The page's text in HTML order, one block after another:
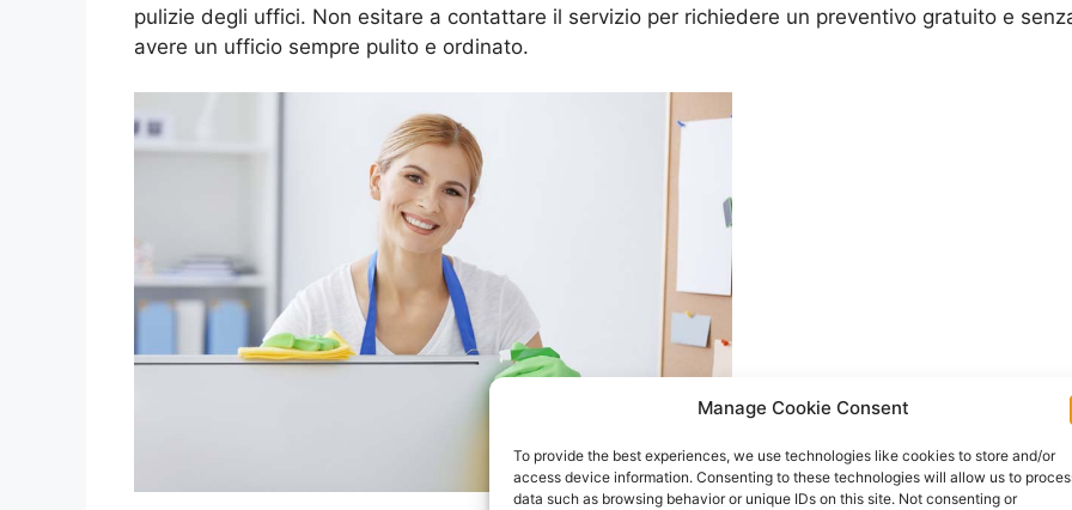
Manage Cookie Consent
To provide the best experiences, we use technologies like cookies to store and/or
access device information. Consenting to these technologies will allow us to
data such as browsing behavior or unique IDs on this site. Not consenting or
pulizie degli uffici. Non esitare a contattare il servizio per richiedere un preventivo gratuito e
avere un ufficio sempre pulito e ordinato.